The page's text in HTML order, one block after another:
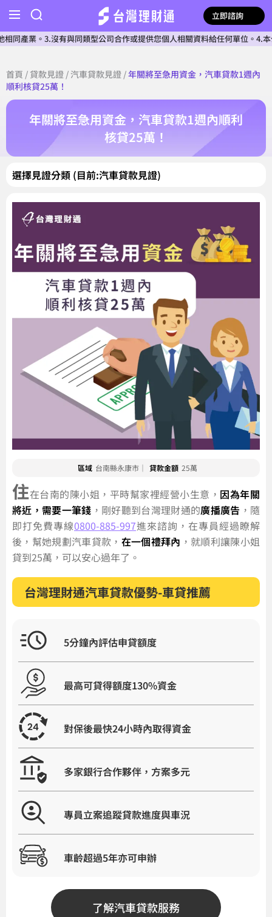
立即諮詢
。3.沒有與同類型公司合作或提供您個人相關資料給任何單位。4.本公
首頁 / 貸款見證 / 汽車貸款見證 /年關將至急用資金，汽車貸款1週內
順利核貸25萬！
年關將至急用資金，汽車貸款1週內順利
核貸25萬！
選擇見證分類 (目前:汽車貸款見證)
區域 台南縣永康市｜ 貸款金額 25萬
住在台南的陳小姐，平時幫家裡經營小生意， 因為年關
將近，需要一筆錢 ，剛好聽到台灣理財通的廣播廣告 ，隨
即打免費專線0800-885-997進來諮詢，在專員經過瞭解
後，幫她規劃汽車貸款， 在一個禮拜內 ，就順利讓陳小姐
貸到25萬，可以安心過年了。
台灣理財通汽車貸款優勢-車貸推薦
5分鐘內評估申貸額度
最高可貸得額度130%資金
對保後最快24小時內取得資金
多家銀行合作夥伴，方案多元
專員立案追蹤貸款進度與車況
車齡超過5年亦可申辦
了解汽車貸款服務